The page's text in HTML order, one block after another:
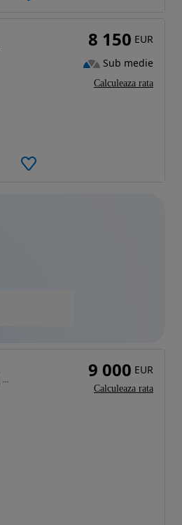
8 150 EUR
Sub medie
Calculeaza rata
1984 cm3 • 180 CP • Volkswagen Tiguan 2.0 TSI 180 CP DSG 4Motion | Piele | Pano | Park Ass 9 000 EUR
Calculeaza rata